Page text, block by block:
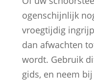
ogenschijnlijk
vroegtijdig
dan afwachten
wordt. Gebruik
gids, en neem